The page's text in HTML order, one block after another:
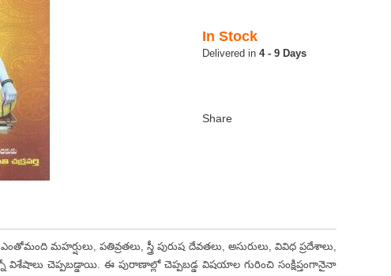
In Stock
4 - 9 Days
పతివ్రతలు, స్త్రీ పురుష దేవతలు, అసురులు, వివిధ ప్రదేశాలు,
విశేషాలు చెప్పబడ్డాయి. ఈ పురాణాల్లో చెప్పబడ్డ విషయాల గురించి సంక్షిప్తంగానైనా